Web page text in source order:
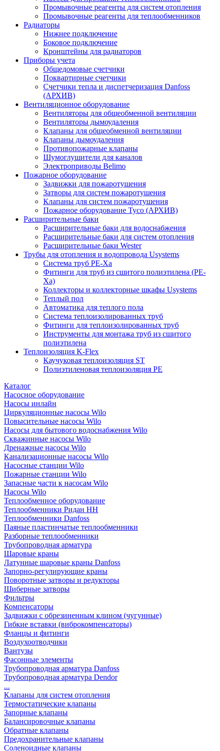
Промывочные реагенты для систем отопления
Промывочные реагенты для теплообменников
Радиаторы
Нижнее подключение
Боковое подключение
Кронштейны для радиаторов
Приборы учета
Общедомовые счетчики
Поквартирные счетчики
Счетчики тепла и диспетчеризация Danfoss
(АРХИВ)
Вентиляционное оборудование
Вентиляторы для общеобменной вентиляции
Вентиляторы дымоудаления
Клапаны для общеобменной вентиляции
Клапаны дымоудаления
Противопожарные клапаны
Шумоглушители для каналов
Электроприводы Belimo
Пожарное оборудование
Задвижки для пожаротушения
Затворы для систем пожаротушения
Клапаны для систем пожаротушения
Пожарное оборудование Tyco (АРХИВ)
Расширительные баки
Расширительные баки для водоснабжения
Расширительные баки для систем отопления
Расширительные баки Wester
Трубы для отопления и водопровода Usystems
Система труб PE-Xa
Фитинги для труб из сшитого полиэтилена (PE-
Xa)
Коллекторы и коллекторные шкафы Usystems
Теплый пол
Автоматика для теплого пола
Система теплоизолированных труб
Фитинги для теплоизолированных труб
Инструменты для монтажа труб из сшитого
полиэтилена
Теплоизоляция K-Flex
Каучуковая теплоизоляция ST
Полиэтиленовая теплоизоляция PE
Каталог
Насосное оборудование
Насосы инлайн
Циркуляционные насосы Wilo
Повысительные насосы Wilo
Насосы для бытового водоснабжения Wilo
Скважинные насосы Wilo
Дренажные насосы Wilo
Канализационные насосы Wilo
Насосные станции Wilo
Пожарные станции Wilo
Запасные части к насосам Wilo
Насосы Wilo
Теплообменное оборудование
Теплообменники Ридан НН
Теплообменники Danfoss
Паяные пластинчатые теплообменники
Разборные теплообменники
Трубопроводная арматура
Шаровые краны
Латунные шаровые краны Danfoss
Запорно-регулирующие краны
Поворотные затворы и редукторы
Шиберные затворы
Фильтры
Компенсаторы
Задвижки с обрезиненным клином (чугунные)
Гибкие вставки (виброкомпенсаторы)
Фланцы и фитинги
Воздухоотводчики
Вантузы
Фасонные элементы
Трубопроводная арматура Danfoss
Трубопроводная арматура Dendor
...
Клапаны для систем отопления
Термостатические клапаны
Запорные клапаны
Балансировочные клапаны
Обратные клапаны
Предохранительные клапаны
Соленоидные клапаны